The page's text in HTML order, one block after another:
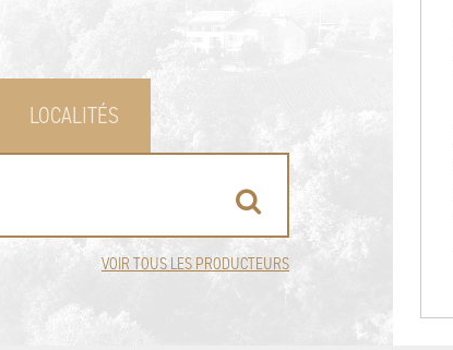
LOCALITÉS
VOIR TOUS LES PRODUCTEURS